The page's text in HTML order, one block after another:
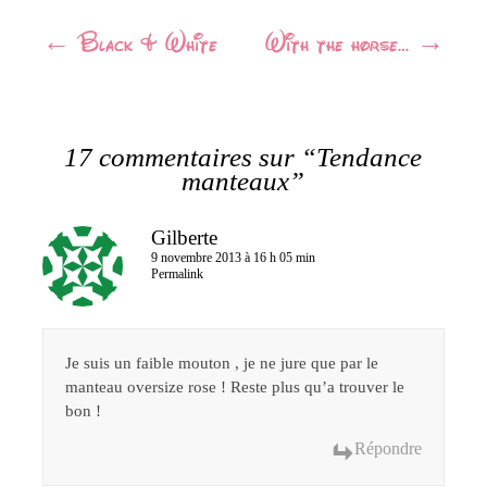
pour
partager
sur
pour
partager
sur
Navigation
← Black & White With the horse… →
17 commentaires sur “Tendance
manteaux”
Gilberte
9 novembre 2013 à 16 h 05 min
Permalink
Je suis un faible mouton , je ne jure que par le
manteau oversize rose ! Reste plus qu’a trouver le
bon !
Répondre